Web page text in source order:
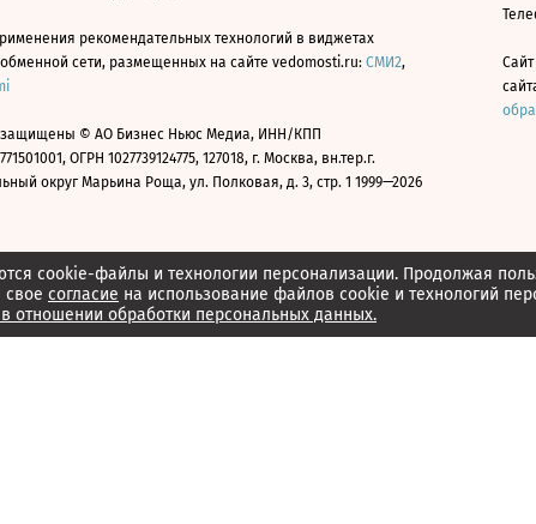
cookie-файлы и технологии персонализации. Продолжая
свое согласие на использование файлов cookie и технологий
отношении обработки персональных данных.
рекомендательных технологий в виджетах
сети, размещенных на сайте vedomosti.ru: СМИ2,
защищены © АО Бизнес Ньюс Медиа, ИНН/КПП
ОГРН 1027739124775, 127018, г. Москва, вн.тер.г.
округ Марьина Роща, ул. Полковая, д. 3, стр. 1 1999—2026